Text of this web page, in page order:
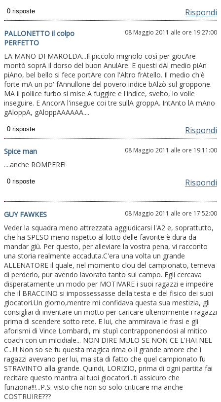
Rispondi
PALLONETTO il colpo
PERFETTO
08 Maggio 2011 alle ore 19:27:00
LA MANO DI MAROLDA...Il piccolo mignolo così per giocAre
montò soprA il dorso del buon AnulAre. E questi dAl medio piAn
piAno, bel bello si fece portAre con l'Altro frAtello. Il medio ch'è
forte mA un po' fAnnullone del povero indice bAlzò sul groppone.
MA il pollice furbo si mise A fuggire e l'indice, svelto, lo volle
inseguire. E AncorA l'insegue coi tre sullA groppA. IntAnto lA mAno
gAloppA, gAloppAAAAAA....
Rispondi
Spice man 08 Maggio 2011 alle ore 19:11:00
....anche ROMPERE!
Rispondi
GUY FAWKES 08 Maggio 2011 alle ore 17:52:00
Veder la squadra meno attrezzata aggiudicarsi l'A2 e, soprattutto,
che ha SPESO meno rispetto al lotto delle favorite è dura da
mandar giù. Per questo, per alleviare la vostra pena, vi racconto
una storia realmente accaduta.C'era una volta un grande
ALLENATORE il quale, nel momento clou del campionato, temeva
di perderlo, pur avendo lavorato tanto sul campo. Egli cercava
disperatamente un modo per MOTIVARE i suoi ragazzi e impedire
che il BRACCINO si impossessasse della testa e del fisico dei suoi
giocatori.Un giorno,mentre mi confidava questa sua mestizia, gli
consigliai di inventare un motto per caricare ulteriormente i ragazzi
prima di scendere sotto rete. E lui, che ammirava le frasi e gli
aforismi di Vince Lombardi, mi stupì contrapponendosi al mitico
coach con un micidiale... NON DIRE MULO SE NON CE L'HAI NEL
C...!!! Non so se fu questa magica rima o il grande amore che i
ragazzi avevano per lui, ma sta di fatto che quel campionato fu
STRAVINTO alla grande. Quindi, LORIZIO, prima di ogni partita fai
recitare questo mantra ai tuoi giocatori...ti assicuro che
funziona!!!...P.S. visto che non so solo criticare ma anche
COSTRUIRE???